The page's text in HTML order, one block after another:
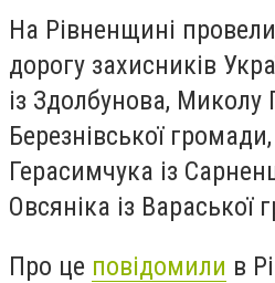
На Рівненщині
дорогу захисників
із Здолбунова, Миколу
Березнівської
Герасимчука із
Овсяніка із Вараської
Про це повідомили в